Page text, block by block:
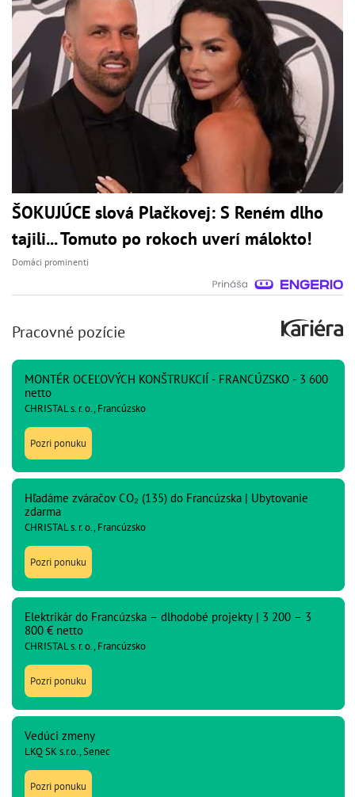
ŠOKUJÚCE slová Plačkovej: S Reném dlho
tajili... Tomuto po rokoch uverí málokto!
Domáci prominenti
Pracovné pozície
MONTÉR OCEĽOVÝCH KONŠTRUKCIÍ - FRANCÚZSKO - 3 600
netto
CHRISTAL s. r. o., Francúzsko
Pozri ponuku
Hľadáme zváračov CO₂ (135) do Francúzska | Ubytovanie
zdarma
CHRISTAL s. r. o., Francúzsko
Pozri ponuku
Elektrikár do Francúzska – dlhodobé projekty | 3 200 – 3
800 € netto
CHRISTAL s. r. o., Francúzsko
Pozri ponuku
Vedúci zmeny
LKQ SK s.r.o., Senec
Pozri ponuku